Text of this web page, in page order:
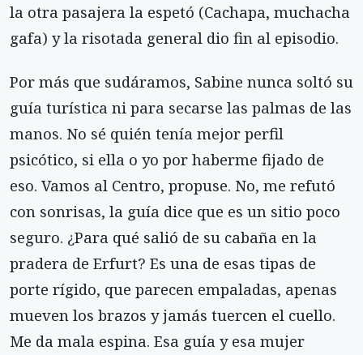
la otra pasajera la espetó (Cachapa, muchacha
gafa) y la risotada general dio fin al episodio.
Por más que sudáramos, Sabine nunca soltó su
guía turística ni para secarse las palmas de las
manos. No sé quién tenía mejor perfil
psicótico, si ella o yo por haberme fijado de
eso. Vamos al Centro, propuse. No, me refutó
con sonrisas, la guía dice que es un sitio poco
seguro. ¿Para qué salió de su cabaña en la
pradera de Erfurt? Es una de esas tipas de
porte rígido, que parecen empaladas, apenas
mueven los brazos y jamás tuercen el cuello.
Me da mala espina. Esa guía y esa mujer